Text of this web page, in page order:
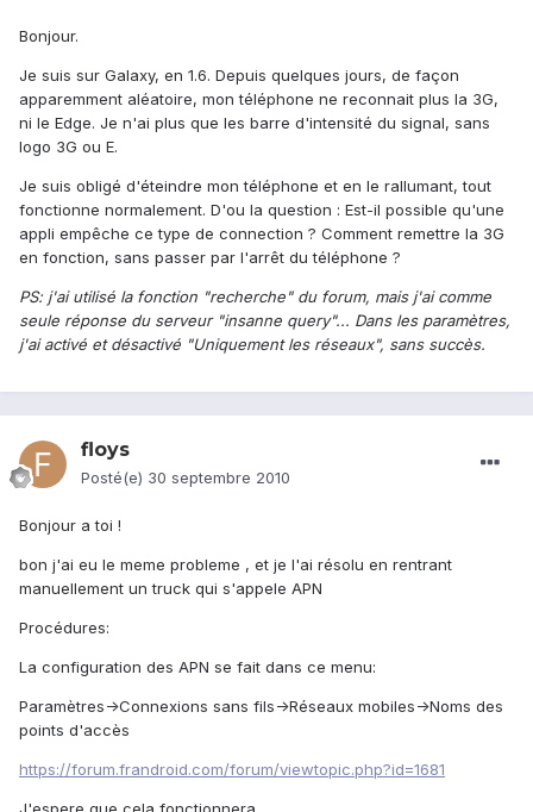
Bonjour.
Je suis sur Galaxy, en 1.6. Depuis quelques jours, de façon
apparemment aléatoire, mon téléphone ne reconnait plus la 3G,
ni le Edge. Je n'ai plus que les barre d'intensité du signal, sans
logo 3G ou E.
Je suis obligé d'éteindre mon téléphone et en le rallumant, tout
fonctionne normalement. D'ou la question : Est-il possible qu'une
appli empêche ce type de connection ? Comment remettre la 3G
en fonction, sans passer par l'arrêt du téléphone ?
PS: j'ai utilisé la fonction "recherche" du forum, mais j'ai comme
seule réponse du serveur "insanne query"... Dans les paramètres,
j'ai activé et désactivé "Uniquement les réseaux", sans succès.
floys
Posté(e) 30 septembre 2010
Bonjour a toi !
bon j'ai eu le meme probleme , et je l'ai résolu en rentrant
manuellement un truck qui s'appele APN
Procédures:
La configuration des APN se fait dans ce menu:
Paramètres->Connexions sans fils->Réseaux mobiles->Noms des
points d'accès
https://forum.frandroid.com/forum/viewtopic.php?id=1681